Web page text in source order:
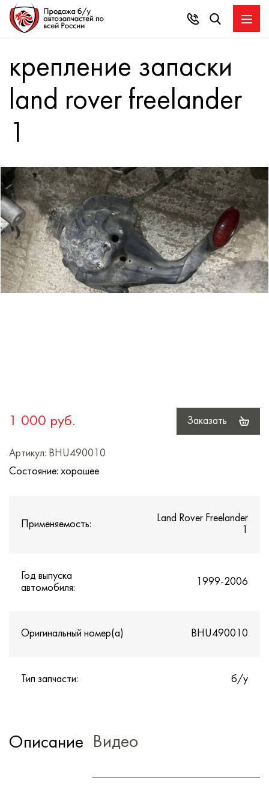
крепление запаски
land rover freelander
1
1 000 руб. Заказать
Артикул: BHU490010
Состояние: хорошее
Применяемость:
Land Rover Freelander
Год выпуска
автомобиля:
1999-2006
Оригинальный номер(а) BHU490010
Тип запчасти: б/у
Описание Видео